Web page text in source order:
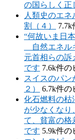
の国らしく正
人類史のエ
割（４）
7.7k
“何故いま日
自然エネル
元首相らの訴
です 7.6k件の
スイスのパン
２）
6.7k件の
化石燃料の枯
が少なくなり
て、貧富の格
です 5.9k件の